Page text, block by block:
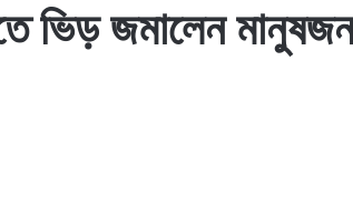
ভিড় জমালেন মানুষজন